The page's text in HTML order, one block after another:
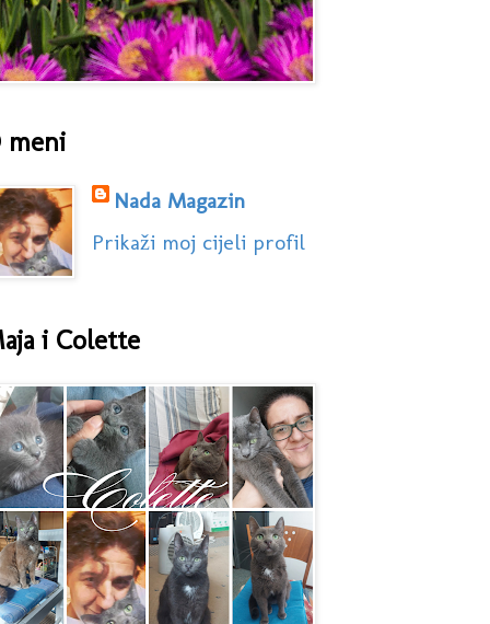
meni
Nada Magazin
Prikaži moj cijeli profil
i Colette